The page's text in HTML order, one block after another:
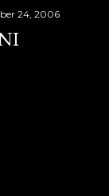
24, 2006